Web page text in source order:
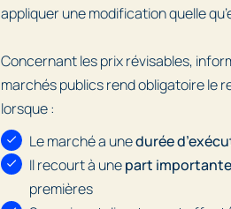
appliquer une modification quelle
Concernant les prix révisables,
marchés publics rend obligatoire le
lorsque :
Le marché a unedurée
Il recourt à unepart
premières